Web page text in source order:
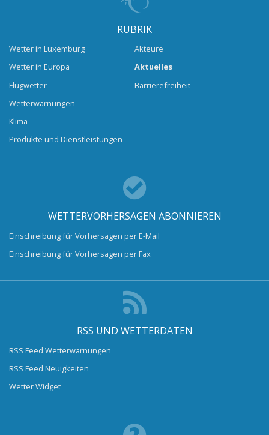
RUBRIK
Wetter in Luxemburg
Wetter in Europa
Flugwetter
Wetterwarnungen
Klima
Produkte und Dienstleistungen
Akteure
Aktuelles
Barrierefreiheit
WETTERVORHERSAGEN ABONNIEREN
Einschreibung für Vorhersagen per E-Mail
Einschreibung für Vorhersagen per Fax
RSS UND WETTERDATEN
RSS Feed Wetterwarnungen
RSS Feed Neuigkeiten
Wetter Widget